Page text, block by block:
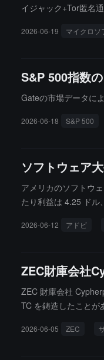
イジャック+Tor匿名
2026-06-19 マイクロソ
S&P 500指数
Gateの市場データに
2026-06-18 S&P 500
ソフトウェア
アメリカのソフトウ
たり利益は 4.25 ドル
nu Narayen は、第二
2026-06-12 アドビ
ZEC財庫会社
ZEC 財庫会社
TC を鋳造したことが
今後発表される更新
2026-06-05 ZEC